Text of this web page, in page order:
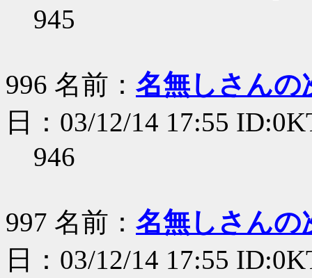
945
996 名前： 名無しさんの
日：03/12/14 17:55
946
997 名前： 名無しさんの
日：03/12/14 17:55